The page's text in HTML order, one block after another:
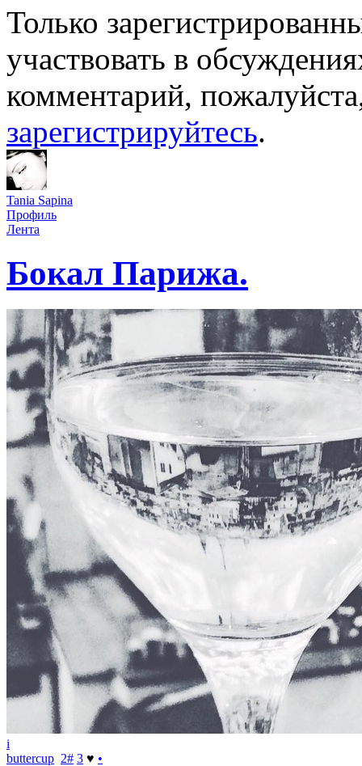
Только
участвовать в
комментарий,
зарегистрируйтесь.
Tania Sapina
Профиль
Лента
Бокал Парижа.
i
buttercup 2# 3 ♥ •